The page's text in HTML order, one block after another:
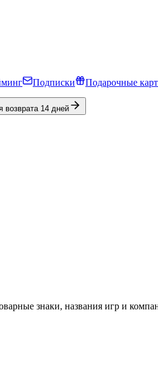
Подписки Подарочные
возврата 14 дней
знаки, названия игр и